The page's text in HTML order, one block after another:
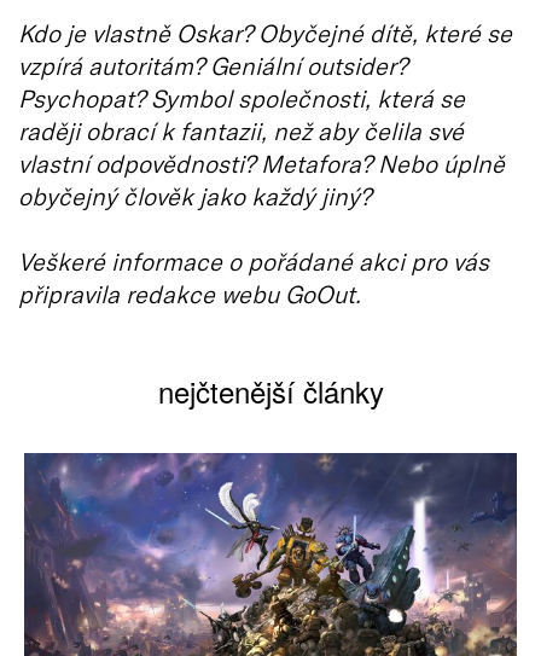
Kdo je vlastně Oskar? Obyčejné dítě, které se
vzpírá autoritám? Geniální outsider?
Psychopat? Symbol společnosti, která se
raději obrací k fantazii, než aby čelila své
vlastní odpovědnosti? Metafora? Nebo úplně
obyčejný člověk jako každý jiný?
Veškeré informace o pořádané akci pro vás
připravila redakce webu GoOut.
nejčtenější články